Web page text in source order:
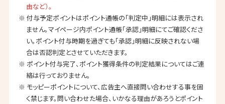
由など）。
※ 付与予定ポイントはポイント通帳の「判定中」明細には表示され
ません。マイページ内ポイント通帳「承認」明細にてご確認くださ
い。ポイント付与時期を過ぎても「承認」明細に反映されない場
合は否認判定とさせていただきます。
※ ポイント付与完了、ポイント獲得条件の判定結果についてはご連
絡は行っておりません。
※ モッピーポイントについて、広告主へ直接問い合わせする事を固
く禁じます。問い合わせた場合、いかなる理由があろうとポイント